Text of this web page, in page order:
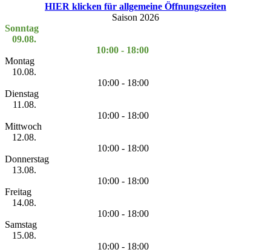
HIER klicken für allgemeine Öffnungszeiten
Saison 2026
Sonntag
09.08.
10:00 - 18:00
Montag
10.08.
10:00 - 18:00
Dienstag
11.08.
10:00 - 18:00
Mittwoch
12.08.
10:00 - 18:00
Donnerstag
13.08.
10:00 - 18:00
Freitag
14.08.
10:00 - 18:00
Samstag
15.08.
10:00 - 18:00